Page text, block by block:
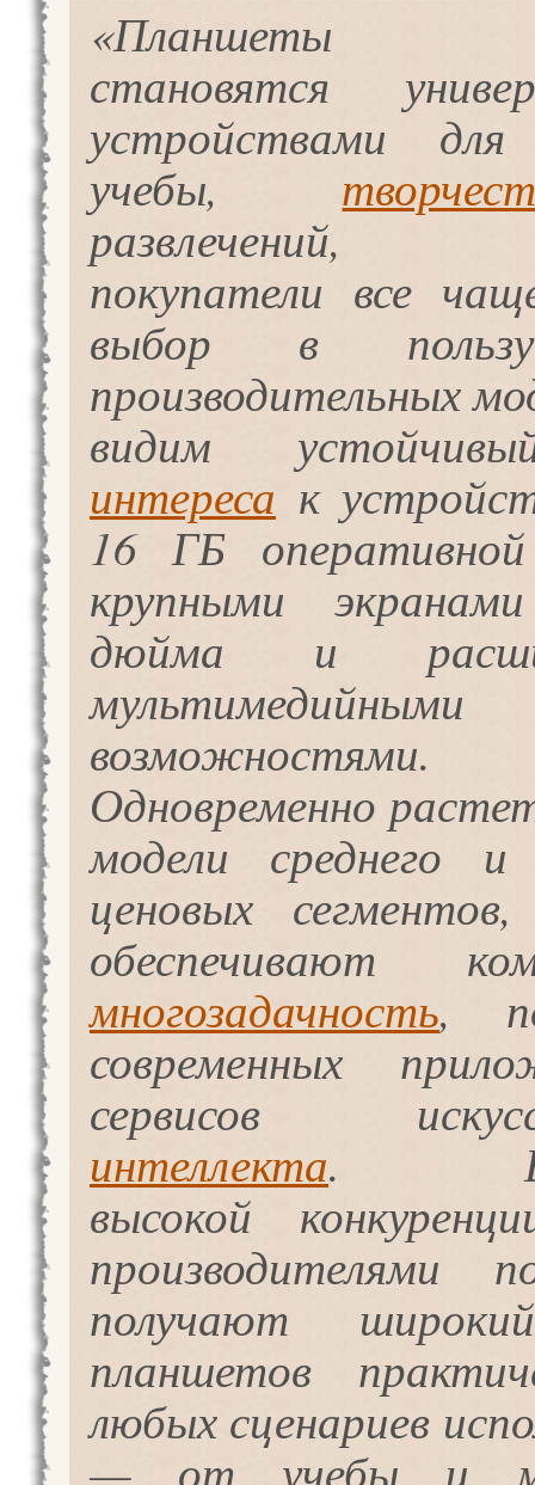
«Планшеты
становятся
устройствами
учебы,
развлечений,
покупатели все
выбор в
производительных
видим
интереса к
16 ГБ
крупными
дюйма и
мультимедийными
возможностями.
Одновременно
модели среднего и
ценовых
обеспечивают
многозадачность,
современных
сервисов
интеллекта.
высокой
производителями
получают
планшетов
любых сценариев
— от учебы и